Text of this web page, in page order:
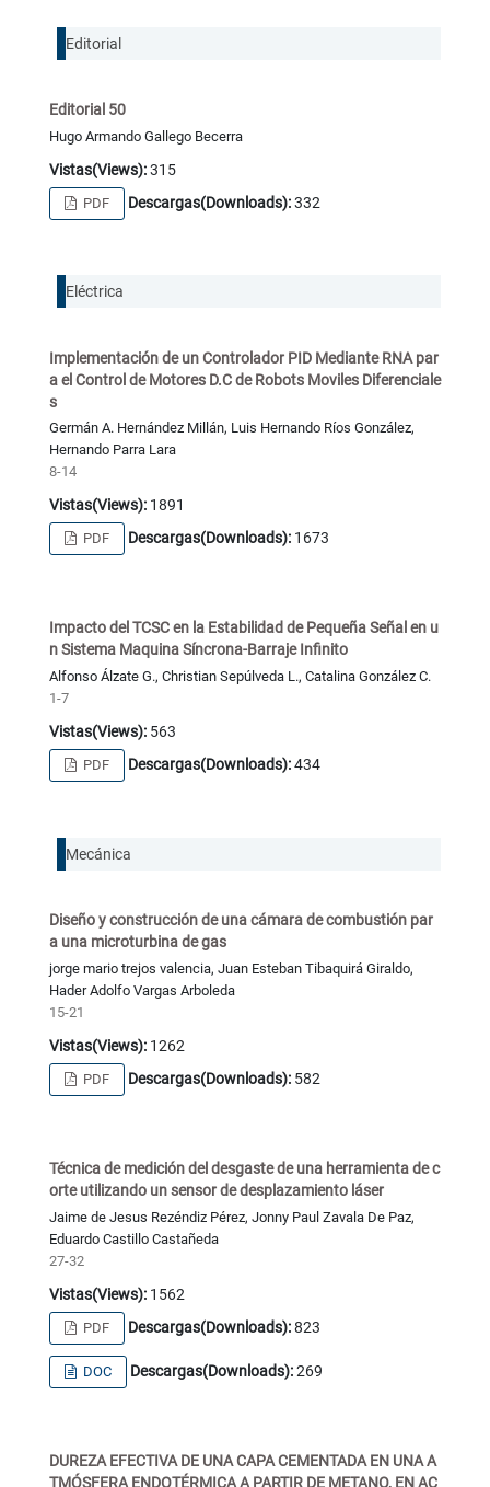
Editorial
Editorial 50
Hugo Armando Gallego Becerra
Vistas(Views):315
PDF Descargas(Downloads):332
Eléctrica
Implementación de un Controlador PID Mediante RNA par
a el Control de Motores D.C de Robots Moviles Diferenciale
s
Germán A. Hernández Millán, Luis Hernando Ríos González,
Hernando Parra Lara
8-14
Vistas(Views):1891
PDF Descargas(Downloads): 1673
Impacto del TCSC en la Estabilidad de Pequeña Señal en u
n Sistema Maquina Síncrona-Barraje Infinito
Alfonso Álzate G., Christian Sepúlveda L., Catalina González C.
1-7
Vistas(Views):563
PDF Descargas(Downloads):434
Mecánica
Diseño y construcción de una cámara de combustión par
a una microturbina de gas
jorge mario trejos valencia, Juan Esteban Tibaquirá Giraldo,
Hader Adolfo Vargas Arboleda
15-21
Vistas(Views):1262
PDF Descargas(Downloads): 582
Técnica de medición del desgaste de una herramienta de c
orte utilizando un sensor de desplazamiento láser
Jaime de Jesus Rezéndiz Pérez, Jonny Paul Zavala De Paz,
Eduardo Castillo Castañeda
27-32
Vistas(Views):1562
PDF Descargas(Downloads):823
DOC Descargas(Downloads):269
DUREZA EFECTIVA DE UNA CAPA CEMENTADA EN UNA A
TMÓSFERA ENDOTÉRMICA A PARTIR DE METANO, EN AC